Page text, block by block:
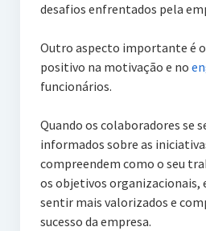
desafios enfrentados pela
Outro aspecto importante é
positivo na motivação e no
funcionários.
Quando os colaboradores se
informados sobre as
compreendem como o seu
os objetivos organizacionais,
sentir mais valorizados e
sucesso da empresa.